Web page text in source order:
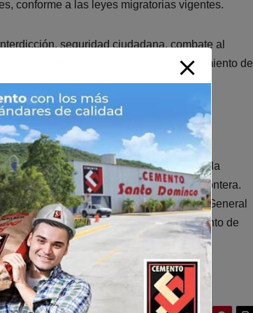
conforme a las leyes migratorias vigentes.
seguridad ciudadana, combate al
su área de responsabilidad, en cumplimiento de
Armadas encargada de salvaguardar la
estratégico en la vigilancia de la frontera.
bajo el mando del Mayor General
de vigilancia y el fortalecimiento de
soldados.